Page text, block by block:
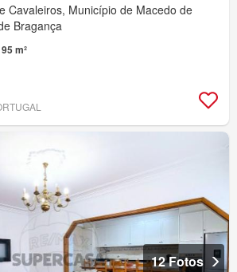
Cavaleiros, Município de Macedo de
Bragança
95 m²
12 Fotos